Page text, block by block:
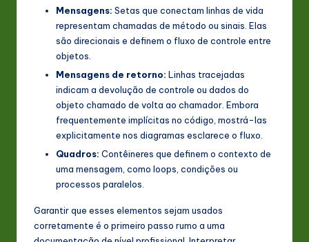
Mensagens: Setas que conectam linhas de vida
representam chamadas de método ou sinais. Elas
são direcionais e definem o fluxo de controle entre
objetos.
Mensagens de retorno: Linhas tracejadas
indicam a devolução de controle ou dados do
objeto chamado de volta ao chamador. Embora
frequentemente implícitas no código, mostrá-las
explicitamente nos diagramas esclarece o fluxo.
Quadros: Contêineres que definem o contexto de
uma mensagem, como loops, condições ou
processos paralelos.
Garantir que esses elementos sejam usados
corretamente é o primeiro passo rumo a uma